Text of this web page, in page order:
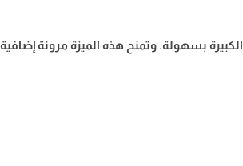
بسهولة. وتمنح هذه الميزة مرونة